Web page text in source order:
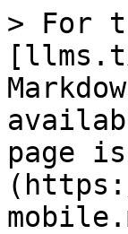
> For
page